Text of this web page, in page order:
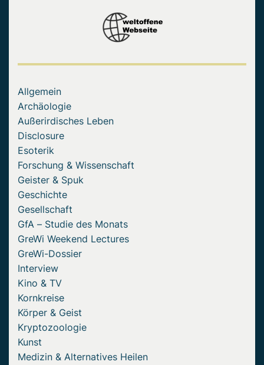
Allgemein
Archäologie
Außerirdisches Leben
Disclosure
Esoterik
Forschung & Wissenschaft
Geister & Spuk
Geschichte
Gesellschaft
GfA – Studie des Monats
GreWi Weekend Lectures
GreWi-Dossier
Interview
Kino & TV
Kornkreise
Körper & Geist
Kryptozoologie
Kunst
Medizin & Alternatives Heilen